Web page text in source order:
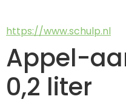
https://www.schulp.nl
Appel-
0,2 liter